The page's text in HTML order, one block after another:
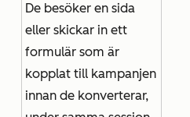
De besöker en sida
eller skickar in ett
formulär som är
kopplat till kampanjen
innan de konverterar,